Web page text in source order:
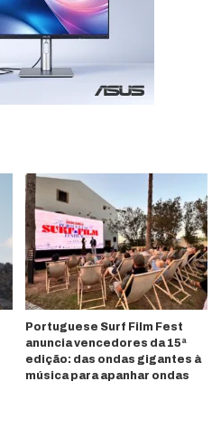
Portuguese Surf Film Fest
anuncia vencedores da 15ª
edição: das ondas gigantes à
música para apanhar ondas